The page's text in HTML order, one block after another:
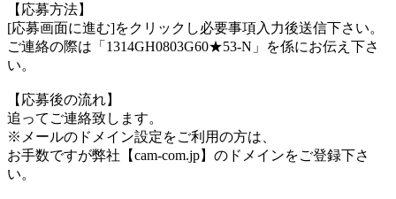
【応募方法】
[応募画面に進む]をクリックし必要事項入力後送信下さい。
ご連絡の際は「1314GH0803G60★53-N」を係にお伝え下さ
い。
【応募後の流れ】
追ってご連絡致します。
※メールのドメイン設定をご利用の方は、
お手数ですが弊社【cam-com.jp】のドメインをご登録下さ
い。